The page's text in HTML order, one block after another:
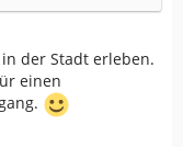
der Stadt erleben.
einen